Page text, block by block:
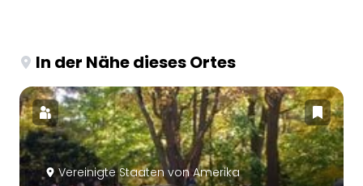
In der Nähe dieses Ortes
Vereinigte Staaten von Amerika